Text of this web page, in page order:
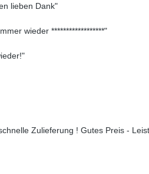
lieben Dank"
wieder ******************"
Zulieferung ! Gutes Preis -